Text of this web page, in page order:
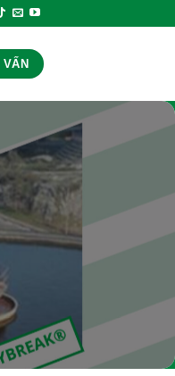
Thăng Long - Hotline